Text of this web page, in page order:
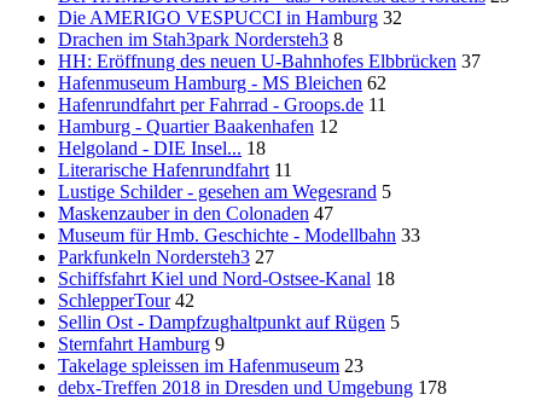
Die AMERIGO VESPUCCI in Hamburg 32
Drachen im Stah3park Nordersteh3 8
HH: Eröffnung des neuen U-Bahnhofes Elbbrücken 37
Hafenmuseum Hamburg - MS Bleichen 62
Hafenrundfahrt per Fahrrad - Groops.de 11
Hamburg - Quartier Baakenhafen 12
Helgoland - DIE Insel... 18
Literarische Hafenrundfahrt 11
Lustige Schilder - gesehen am Wegesrand 5
Maskenzauber in den Colonaden 47
Museum für Hmb. Geschichte - Modellbahn 33
Parkfunkeln Nordersteh3 27
Schiffsfahrt Kiel und Nord-Ostsee-Kanal 18
SchlepperTour 42
Sellin Ost - Dampfzughaltpunkt auf Rügen 5
Sternfahrt Hamburg 9
Takelage spleissen im Hafenmuseum 23
debx-Treffen 2018 in Dresden und Umgebung 178